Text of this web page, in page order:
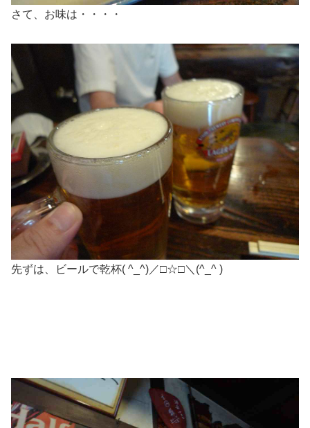
さて、お味は・・・・
先ずは、ビールで乾杯( ^_^)／□☆□＼(^_^ )